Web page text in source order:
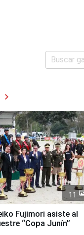
chevron_right
11
Fujimori asiste al
“Copa Junín”